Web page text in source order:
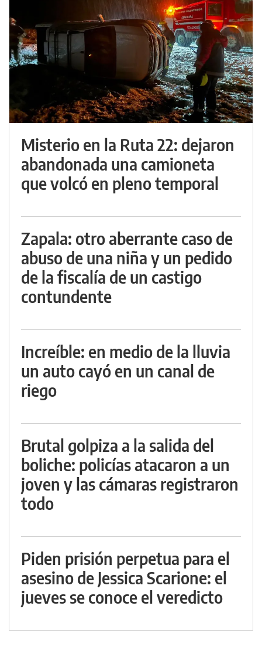
Misterio en la Ruta 22: dejaron
abandonada una camioneta
que volcó en pleno temporal
Zapala: otro aberrante caso de
abuso de una niña y un pedido
de la fiscalía de un castigo
contundente
Increíble: en medio de la lluvia
un auto cayó en un canal de
riego
Brutal golpiza a la salida del
boliche: policías atacaron a un
joven y las cámaras registraron
todo
Piden prisión perpetua para el
asesino de Jessica Scarione: el
jueves se conoce el veredicto